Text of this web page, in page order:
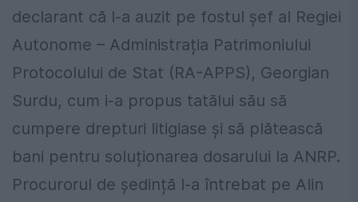
declarant că l-a auzit pe fostul șef al Regiei
Autonome – Administrația Patrimoniului
Protocolului de Stat (RA-APPS), Georgian
Surdu, cum i-a propus tatălui său să
cumpere drepturi litigiase și să plătească
bani pentru soluționarea dosarului la ANRP.
Procurorul de ședință l-a întrebat pe Alin